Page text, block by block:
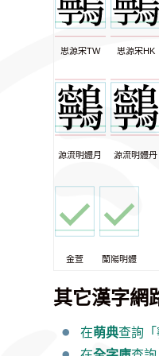
思源宋TW 思源宋HK
源流明體月 源流明體丹
金萱 蘭陽明體
其它漢字網
在萌典查詢